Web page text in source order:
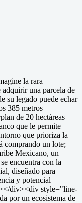
la rara
una parcela de
su legado puede echar
385 metros
de 20 hectáreas
que le permite
que prioriza la
comprando un lote;
Mexicano, un
encuentra con la
diseñado para
y potencial
div><div style="line-
por un ecosistema de